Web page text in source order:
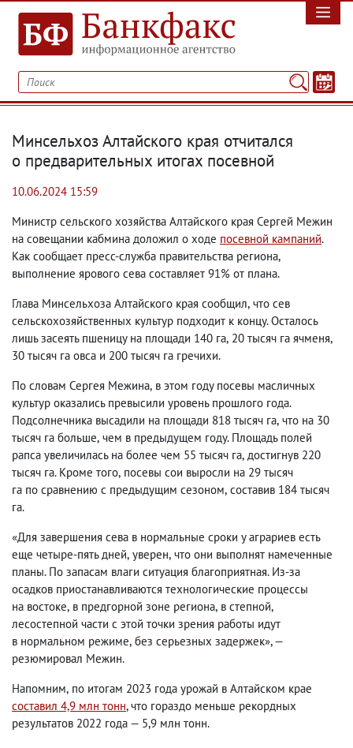
Минсельхоз Алтайского края отчитался
о предварительных итогах посевной
10.06.2024 15:59
Министр сельского хозяйства Алтайского края Сергей Межин
на совещании кабмина доложил о ходе посевной кампаний.
Как сообщает пресс-служба правительства региона,
выполнение ярового сева составляет 91% от плана.
Глава Минсельхоза Алтайского края сообщил, что сев
сельскохозяйственных культур подходит к концу. Осталось
лишь засеять пшеницу на площади 140 га, 20 тысяч га ячменя,
30 тысяч га овса и 200 тысяч га гречихи.
По словам Сергея Межина, в этом году посевы масличных
культур оказались превысили уровень прошлого года.
Подсолнечника высадили на площади 818 тысяч га, что на 30
тысяч га больше, чем в предыдущем году. Площадь полей
рапса увеличилась на более чем 55 тысяч га, достигнув 220
тысяч га. Кроме того, посевы сои выросли на 29 тысяч
га по сравнению с предыдущим сезоном, составив 184 тысяч
га.
«Для завершения сева в нормальные сроки у аграриев есть
еще четыре-пять дней, уверен, что они выполнят намеченные
планы. По запасам влаги ситуация благоприятная. Из-за
осадков приостанавливаются технологические процессы
на востоке, в предгорной зоне региона, в степной,
лесостепной части с этой точки зрения работы идут
в нормальном режиме, без серьезных задержек», —
резюмировал Межин.
Напомним, по итогам 2023 года урожай в Алтайском крае
составил 4,9 млн тонн, что гораздо меньше рекордных
результатов 2022 года — 5,9 млн тонн.